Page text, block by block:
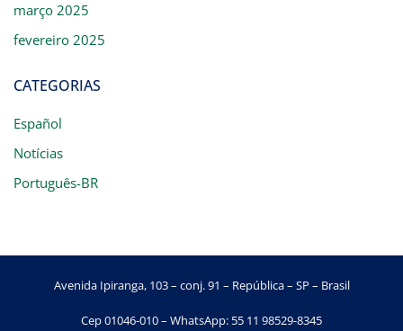
março 2025
fevereiro 2025
CATEGORIAS
Español
Notícias
Português-BR
Avenida Ipiranga, 103 – conj. 91 – República – SP – Brasil
Cep 01046-010 – WhatsApp: 55 11 98529-8345